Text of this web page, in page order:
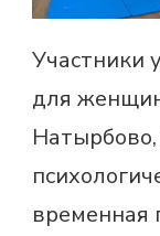
Участники
для
Натырбово,
временная